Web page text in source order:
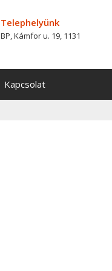
Telephelyünk
BP, Kámfor u. 19, 1131
Kapcsolat